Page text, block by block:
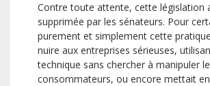
Contre toute attente, cette législation
supprimée par les sénateurs. Pour
purement et simplement cette
nuire aux entreprises sérieuses,
technique sans chercher à manipuler
consommateurs, ou encore mettait